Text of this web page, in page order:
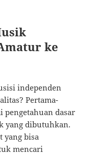
ke
independen
Pertama-
pengetahuan dasar
yang dibutuhkan.
yang bisa
mencari